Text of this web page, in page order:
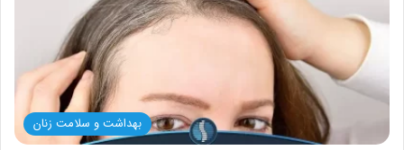
بهداشت و سلامت زنان